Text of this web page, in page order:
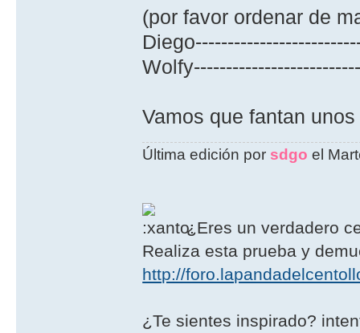
(por favor ordenar de
Vamos que fantan
Última edición por sdgo el
¿Eres un verdadero
Realiza esta prueba y
http://
¿Te sientes inspirado?